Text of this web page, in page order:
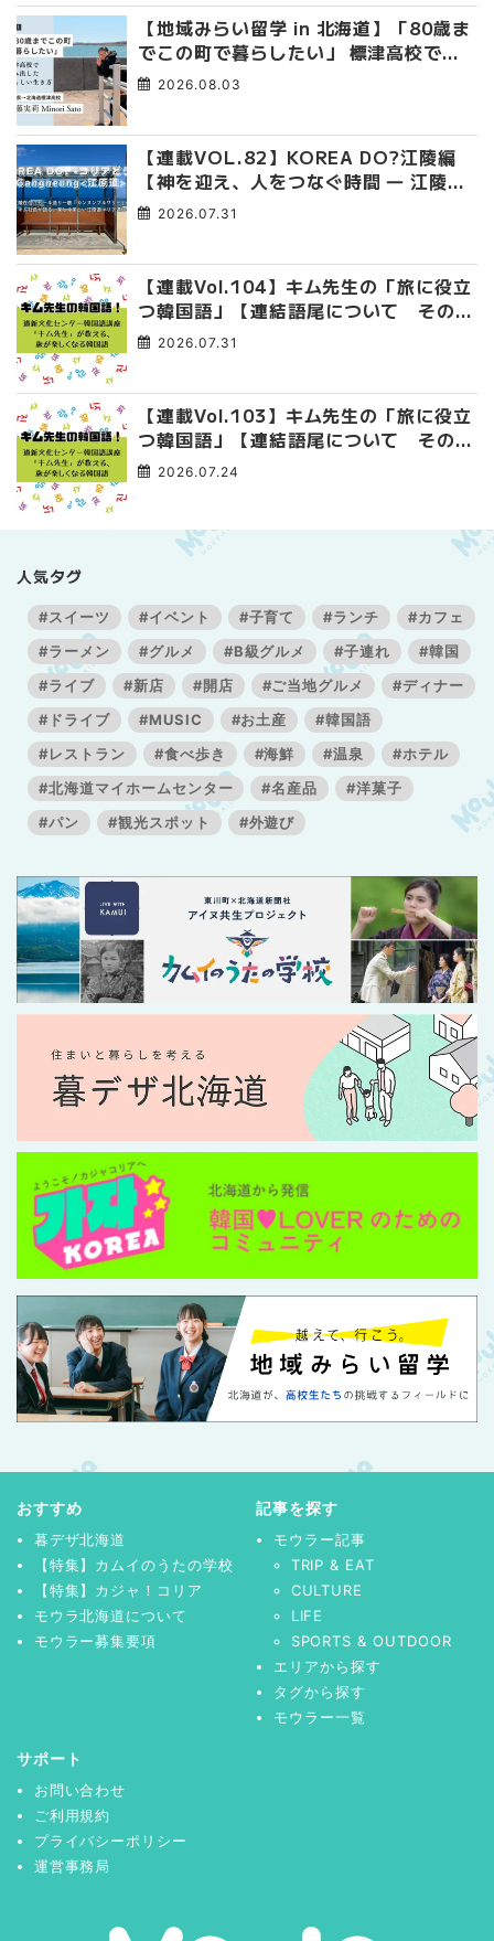
【地域みらい留学 in 北海道】「80歳ま
でこの町で暮らしたい」 標津高校で踏
み出した、私らしい生き方
2026.08.03
【連載VOL.82】KOREA DO?江陵編
【神を迎え、人をつなぐ時間 ― 江陵端
午祭 】
2026.07.31
【連載Vol.104】キム先生の「旅に役立
つ韓国語」【連結語尾について その
4】2026.07.31
【連載Vol.103】キム先生の「旅に役立
つ韓国語」【連結語尾について その
3】2026.07.24
人気タグ
#スイーツ #イベント #子育て #ランチ
#カフェ
#ラーメン
#グルメ #B級グルメ #子連れ
#韓国
#ライブ
#新店 #開店 #ご当地グルメ
#ディナー
#ドライブ
#MUSIC #お土産
#韓国語
#レストラン
#食べ歩き #海鮮 #温泉
#ホテル
#北海道マイホームセンター
#名産品
#洋菓子
#パン
#観光スポット #外遊び
おすすめ
暮デザ北海道
【特集】カムイのうたの学校
【特集】カジャ！コリア
モウラ北海道について
モウラー募集要項
記事を探す
モウラー記事
TRIP & EAT
CULTURE
LIFE
SPORTS & OUTDOOR
エリアから探す
タグから探す
モウラー一覧
サポート
お問い合わせ
ご利用規約
プライバシーポリシー
運営事務局